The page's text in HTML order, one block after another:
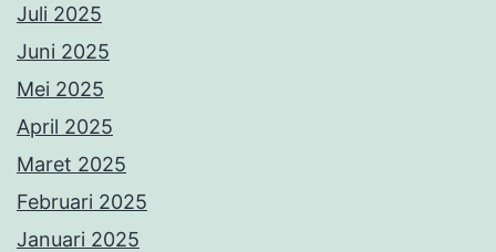
Juli 2025
Juni 2025
Mei 2025
April 2025
Maret 2025
Februari 2025
Januari 2025